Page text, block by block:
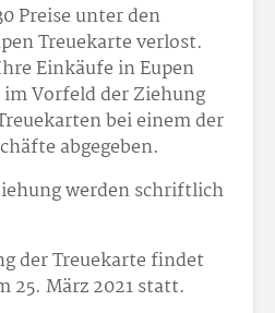
Preise unter den
Treuekarte verlost.
Einkäufe in Eupen
Vorfeld der Ziehung
bei einem der
abgegeben.
werden schriftlich
der Treuekarte findet
25. März 2021 statt.